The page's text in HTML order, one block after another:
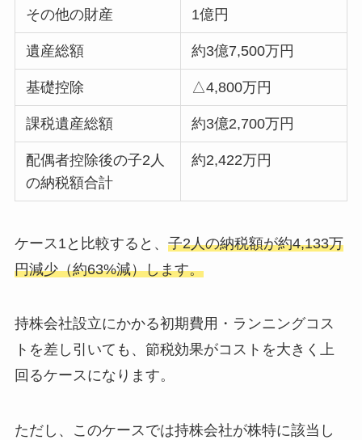
その他の財産 1億円
遺産総額 約3億7,500万円
基礎控除 △4,800万円
課税遺産総額 約3億2,700万円
配偶者控除後の子2人
の納税額合計
約2,422万円
ケース1と比較すると、 子2人の納税額が約4,133万
円減少（約63%減）します。
持株会社設立にかかる初期費用・ランニングコス
トを差し引いても、節税効果がコストを大きく上
回るケースになります。
ただし、このケースでは持株会社が株特に該当し